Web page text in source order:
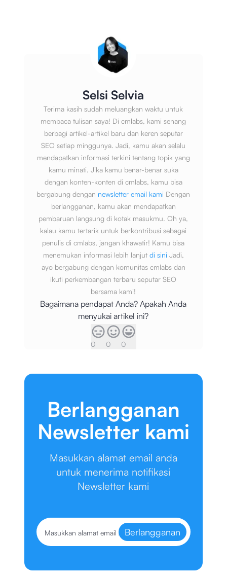
Selsi Selvia
Terima kasih sudah meluangkan waktu untuk
membaca tulisan saya! Di cmlabs, kami senang
berbagi artikel-artikel baru dan keren seputar
SEO setiap minggunya. Jadi, kamu akan selalu
mendapatkan informasi terkini tentang topik yang
kamu minati. Jika kamu benar-benar suka
dengan konten-konten di cmlabs, kamu bisa
bergabung dengan newsletter email kami Dengan
berlangganan, kamu akan mendapatkan
pembaruan langsung di kotak masukmu. Oh ya,
kalau kamu tertarik untuk berkontribusi sebagai
penulis di cmlabs, jangan khawatir! Kamu bisa
menemukan informasi lebih lanjut di sini Jadi,
ayo bergabung dengan komunitas cmlabs dan
ikuti perkembangan terbaru seputar SEO
bersama kami!
Bagaimana pendapat Anda? Apakah Anda
menyukai artikel ini?
0 0 0
Berlangganan
Newsletter kami
Masukkan alamat email anda
untuk menerima notifikasi
Newsletter kami
Berlangganan